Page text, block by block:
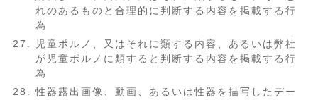
れのあるものと合理的に判断する内容を掲載する行
為
児童ポルノ、又はそれに類する内容、あるいは弊社
が児童ポルノに類すると判断する内容を掲載する行
為
性器露出画像、動画、あるいは性器を描写したデー